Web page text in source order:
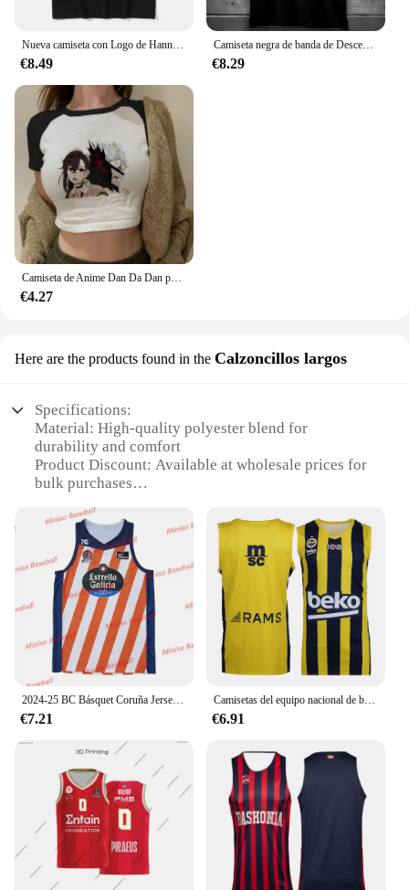
Nueva camiseta con Logo de Hannah Montana para hombre y mujer, pantalón corto informal de verano, camiseta de manga Unisex, camiseta de tendencia estética a la moda, ropa de calle
€8.49
Camiseta negra de banda de Descendents Milo Goes To universitario, Punk Rock, S-3XL
€8.29
Camiseta de Anime Dan Da Dan para mujer, camisetas Vintage lavadas de Dandadán, ropa de calle de Manga Ayase Momo Takakura Ken, camisetas cortas, ropa
€4.27
Here are the products found in the Calzoncillos largos
Specifications:
Material: High-quality polyester blend for
durability and comfort
Product Discount: Available at wholesale prices for
bulk purchases
designed for athletic performance
Design and Style: Adidas branding with classic
basketball style
Usage and Purpose: Ideal for basketball training,
games, and casual wear
Typical Adaptive Scenario: Suitable for both gym
and street settings
Shape or Size or Weight or Quantity: Includes a
long-sleeved shirt and pants, designed for a full
basketball uniform look
Features:
**Optimized for Performance**
The polera adidas basketball uniform set is a
testament to the Adidas brand's commitment to
athletic excellence. The high-quality polyester
blend ensures durability and comfort, making it an
ideal choice for basketball enthusiasts who demand
both style and performance. The full basketball
uniform look, featuring a long-sleeved shirt and
pants, provides the necessary coverage and support
2024-25 BC Básquet Coruña Jersey nueva llegada España local visitante tercer baloncesto 3D impreso adultos niño camiseta deportes al aire libre
€7.21
Camisetas del equipo nacional de baloncesto europeo, camisetas de entrenamiento de baloncesto, camisetas deportivas 3D, camisetas Fenerbahçe
€6.91